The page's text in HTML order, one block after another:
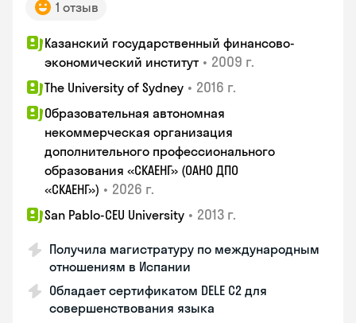
1 отзыв
Казанский государственный финансово-
экономический институт • 2009 г.
The University of Sydney • 2016 г.
Образовательная автономная
некоммерческая организация
дополнительного профессионального
образования «СКАЕНГ» (ОАНО ДПО
«СКАЕНГ») • 2026 г.
San Pablo-CEU University • 2013 г.
Получила магистратуру по международным
отношениям в Испании
Обладает сертификатом DELE C2 для
совершенствования языка